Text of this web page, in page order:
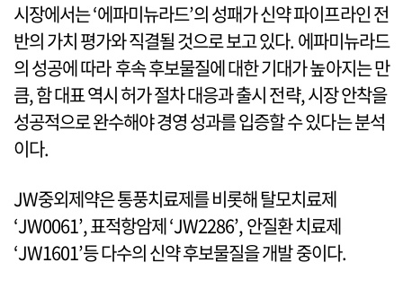
시장에서는 ‘에파미뉴라드’의 성패가 신약 파이프라인 전
반의 가치 평가와 직결될 것으로 보고 있다. 에파미뉴라드
의 성공에 따라 후속 후보물질에 대한 기대가 높아지는 만
큼, 함 대표 역시 허가 절차 대응과 출시 전략, 시장 안착을
성공적으로 완수해야 경영 성과를 입증할 수 있다는 분석
이다.
JW중외제약은 통풍치료제를 비롯해 탈모치료제
‘JW0061’, 표적항암제 ‘JW2286’, 안질환 치료제
‘JW1601’등 다수의 신약 후보물질을 개발 중이다.